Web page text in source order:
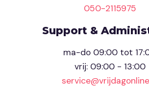
050-2115975
Support &
ma-do 09:00 tot
vrij: 09:00 - 13:00